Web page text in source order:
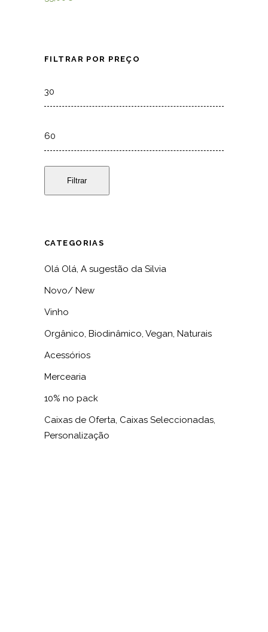
FILTRAR POR PREÇO
Filtrar
CATEGORIAS
Olá Olá, A sugestão da Silvia
Novo/ New
Vinho
Orgânico, Biodinâmico, Vegan, Naturais
Acessórios
Mercearia
10% no pack
Caixas de Oferta, Caixas Seleccionadas,
Personalização